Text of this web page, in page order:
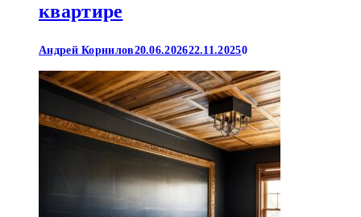
квартире
Андрей Корнилов20.06.202622.11.20250